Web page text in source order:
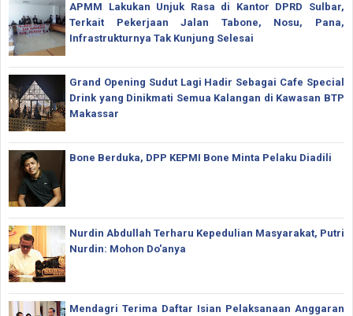
APMM Lakukan Unjuk Rasa di Kantor DPRD Sulbar,
Terkait Pekerjaan Jalan Tabone, Nosu, Pana,
Infrastrukturnya Tak Kunjung Selesai
Grand Opening Sudut Lagi Hadir Sebagai Cafe Special
Drink yang Dinikmati Semua Kalangan di Kawasan BTP
Makassar
Bone Berduka, DPP KEPMI Bone Minta Pelaku Diadili
Nurdin Abdullah Terharu Kepedulian Masyarakat, Putri
Nurdin: Mohon Do'anya
Mendagri Terima Daftar Isian Pelaksanaan Anggaran